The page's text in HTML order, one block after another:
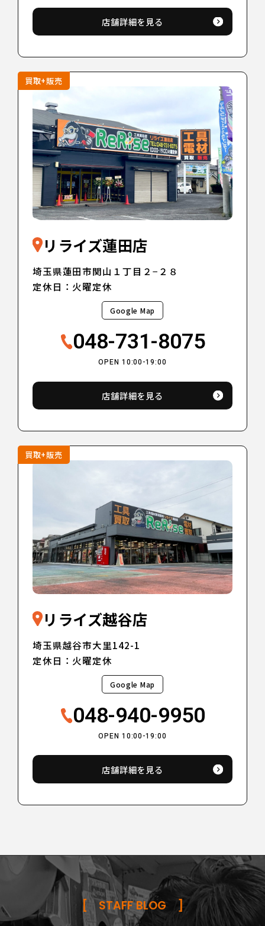
店舗詳細を見る
買取+販売
リライズ蓮田店
埼玉県蓮田市関山１丁目２−２８
定休日：火曜定休
Google Map
048-731-8075
OPEN 10:00-19:00
店舗詳細を見る
買取+販売
リライズ越谷店
埼玉県越谷市大里142-1
定休日：火曜定休
Google Map
048-940-9950
OPEN 10:00-19:00
店舗詳細を見る
[ STAFF BLOG]